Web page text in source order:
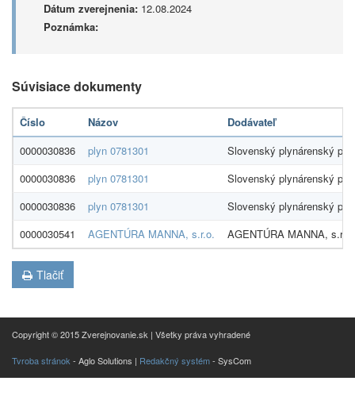
Dátum zverejnenia: 12.08.2024
Poznámka:
Súvisiace dokumenty
Číslo Názov
Dodávateľ
0000030836
plyn 0781301
Slovenský plynárenský
0000030836
plyn 0781301
Slovenský plynárenský
0000030836
plyn 0781301
Slovenský plynárenský
0000030541
AGENTÚRA MANNA, s.r.o. AGENTÚRA MANNA, s.r.o.
Tlačiť
Copyright © 2015 Zverejnovanie.sk | Všetky práva vyhradené
Tvroba stránok - Aglo Solutions | Redakčný systém- SysCom